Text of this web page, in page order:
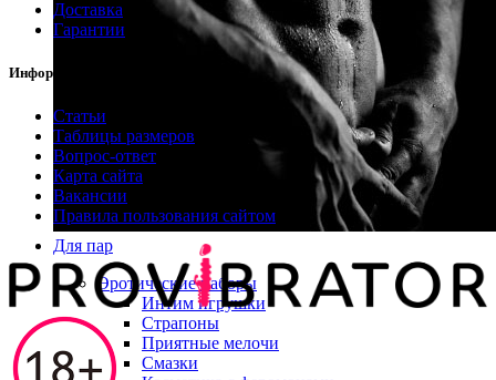
Для пар
Эротические наборы
Интим игрушки
Страпоны
Приятные мелочи
Смазки
Доставка
Гарантии
Информация
Статьи
Таблицы размеров
Вопрос-ответ
Карта сайта
Вакансии
Правила пользования сайтом